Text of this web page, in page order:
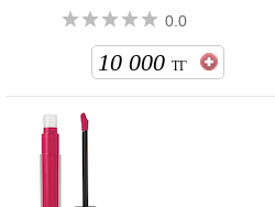
0.0
10 000 ТГ